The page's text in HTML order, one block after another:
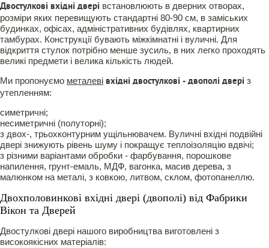
Двостулкові вхідні двері встановлюють в дверних отворах,
розміри яких перевищують стандартні 80-90 см, в заміських
будинках, офісах, адміністративних будівлях, квартирних
тамбурах. Конструкції бувають міжкімнатні і вуличні. Для
відкриття стулок потрібно менше зусиль, в них легко проходять
великі предмети і велика кількість людей.
Ми пропонуємо металеві вхідні двостулкові - двополі двері з
утепленням:
симетричні;
несиметричні (полуторні);
з двох-, трьохконтурним ущільнювачем. Вуличні вхідні подвійні
двері знижують рівень шуму і покращує теплоізоляцію вдвічі;
з різними варіантами обробки - фарбування, порошкове
напилення, грунт-емаль, МДФ, вагонка, масив дерева, з
малюнком на металі, з ковкою, литвом, склом, фотопанеллю.
Двохполовинкові вхідні двері (двополі) від Фабрики
Вікон та Дверей
Двостулкові двері нашого виробництва виготовлені з
високоякісних матеріалів: